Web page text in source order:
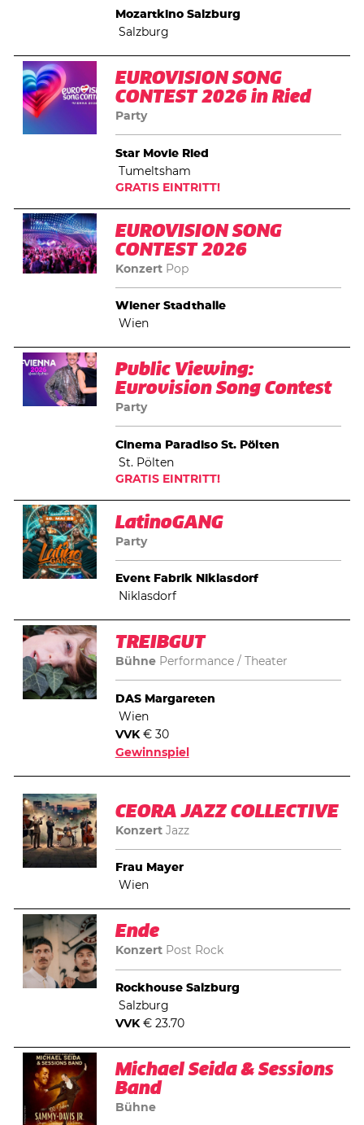
Mozartkino Salzburg
Salzburg
EUROVISION SONG
CONTEST 2026 in Ried
Party
Star Movie Ried
Tumeltsham
GRATIS EINTRITT!
EUROVISION SONG
CONTEST 2026
Konzert Pop
Wiener Stadthalle
Wien
Public Viewing:
Eurovision Song Contest
Party
Cinema Paradiso St. Pölten
St. Pölten
GRATIS EINTRITT!
LatinoGANG
Party
Event Fabrik Niklasdorf
Niklasdorf
TREIBGUT
Bühne Performance Theater
DAS Margareten
Wien
VVK€ 30
Gewinnspiel
CEORA JAZZ COLLECTIVE
Konzert Jazz
Frau Mayer
Wien
Ende
Konzert Post Rock
Rockhouse Salzburg
Salzburg
VVK€ 23.70
Michael Seida & Sessions
Band
Bühne